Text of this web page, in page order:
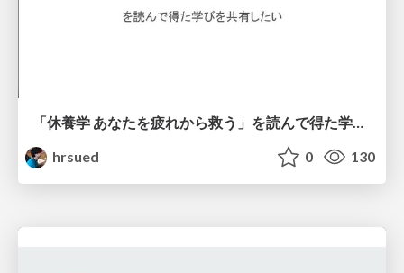
「休養学 あなたを疲れから救う」を読んで得た学びを共有したい
hrsued
0 130